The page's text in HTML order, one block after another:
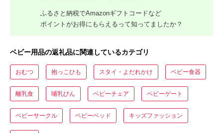
ふるさと納税でAmazonギフトコードなど
ポイントがお得にもらえるって知ってましたか？
ベビー用品の返礼品に関連しているカテゴリ
おむつ 抱っこひも スタイ・よだれかけ ベビー食器
離乳食 哺乳びん ベビーチェア ベビーゲート
ベビーサークル ベビーベッド キッズファッション